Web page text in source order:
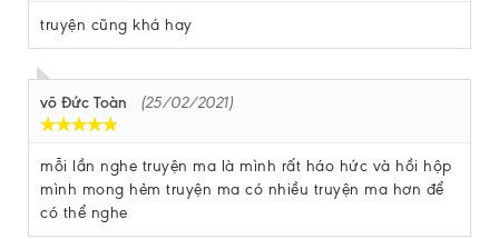
truyện cũng khá hay
võ Đức Toàn (25/02/2021)
mỗi lần nghe truyện ma là mình rất háo hức và hồi hộp
mình mong hẻm truyện ma có nhiều truyện ma hơn để
có thể nghe